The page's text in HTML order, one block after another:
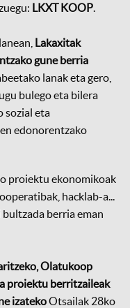
LKXT KOOP.
Lakaxitak
gune berria
lanak eta gero,
bulego eta bilera
sozial eta
edonorentzako
proiektu ekonomikoak
hacklab-a...
berria eman
Olatukoop
proiektu berritzaileak
izatekoOtsailak 28ko